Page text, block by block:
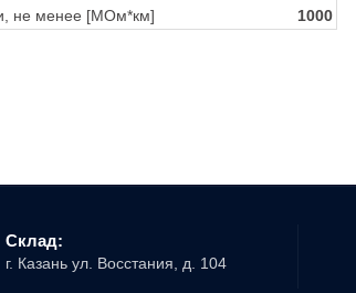
не менее [МОм*км]
1000
Склад:
г. Казань ул. Восстания, д. 104